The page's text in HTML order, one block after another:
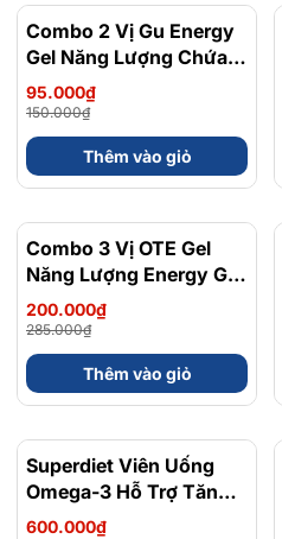
- 37%
Combo 2 Vị Gu Energy
Gel Năng Lượng Chứa
Caffein Vị Trái Cây Dễ
Ăn Gói 32 Gam
95.000₫
150.000₫
Thêm vào giỏ
- 30%
Combo 3 Vị OTE Gel
Năng Lượng Energy Gel
Kết Hợp Carbohydrate
Điện Giải 56gram 82kcal
200.000₫
285.000₫
Thêm vào giỏ
Superdiet Viên Uống
Omega-3 Hỗ Trợ Tăng
Cường Trí Não, Sáng
600.000₫